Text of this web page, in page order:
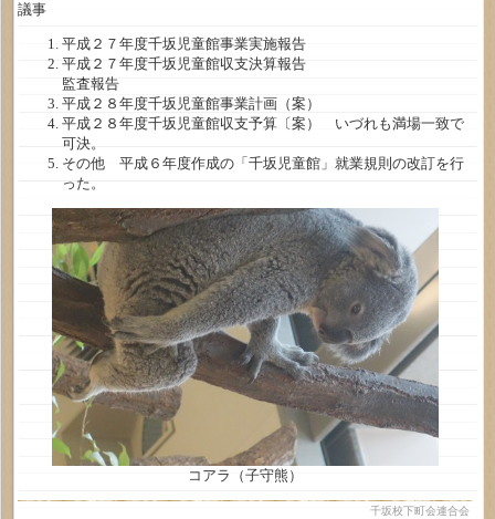
議事
平成２７年度千坂児童館事業実施報告
平成２７年度千坂児童館収支決算報告
監査報告
平成２８年度千坂児童館事業計画（案）
平成２８年度千坂児童館収支予算〔案） いづれも満場一致で
可決。
その他 平成６年度作成の「千坂児童館」就業規則の改訂を行
った。
コアラ（子守熊）
千坂校下町会連合会